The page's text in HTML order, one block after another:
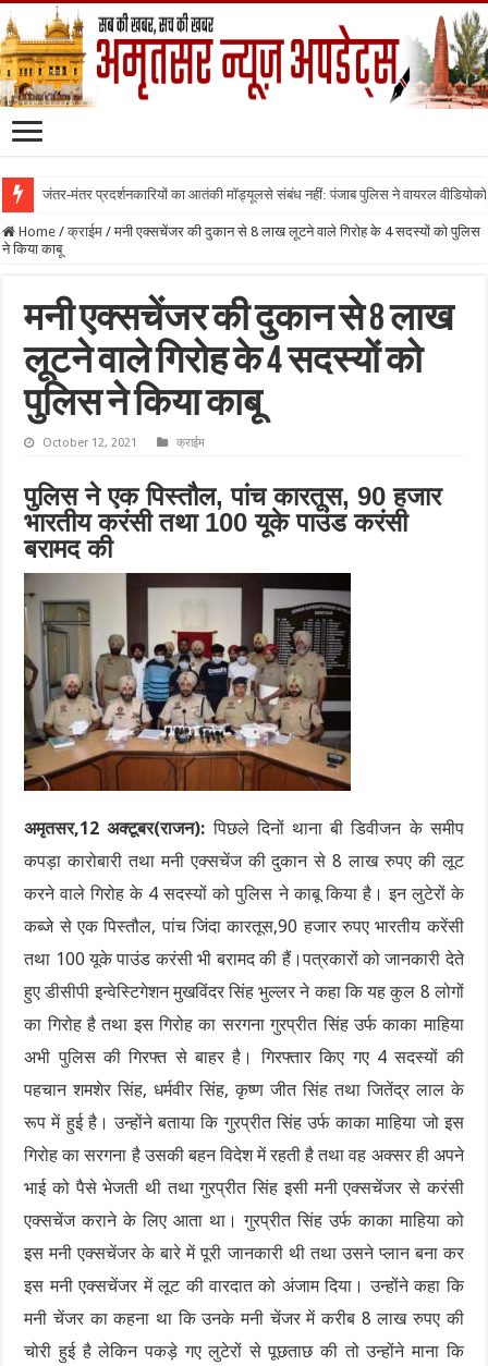
जंतर-मंतर प्रदर्शनकारियों का आतंकी मॉड्यूलसे संबंध नहीं: पंजाब पुलिस ने वायरल वीडियोको
Home / क्राईम / मनी एक्सचेंजर की दुकान से 8 लाख लूटने वाले गिरोह के 4 सदस्यों को पुलिस
ने किया काबू
मनी एक्सचेंजर की दुकान से 8 लाख
लूटने वाले गिरोह के 4 सदस्यों को
पुलिस ने किया काबू
October 12, 2021 क्राईम
पुलिस ने एक पिस्तौल, पांच कारतूस, 90 हजार
भारतीय करंसी तथा 100 यूके पाउंड करंसी
बरामद की
अमृतसर,12 अक्टूबर(राजन): पिछले दिनों थाना बी डिवीजन के समीप
कपड़ा कारोबारी तथा मनी एक्सचेंज की दुकान से 8 लाख रुपए की लूट
करने वाले गिरोह के 4 सदस्यों को पुलिस ने काबू किया है। इन लुटेरों के
कब्जे से एक पिस्तौल, पांच जिंदा कारतूस,90 हजार रुपए भारतीय करेंसी
तथा 100 यूके पाउंड करंसी भी बरामद की हैं।पत्रकारों को जानकारी देते
हुए डीसीपी इन्वेस्टिगेशन मुखविंदर सिंह भुल्लर ने कहा कि यह कुल 8 लोगों
का गिरोह है तथा इस गिरोह का सरगना गुरप्रीत सिंह उर्फ काका माहिया
अभी पुलिस की गिरफ्त से बाहर है। गिरफ्तार किए गए 4 सदस्यों की
पहचान शमशेर सिंह, धर्मवीर सिंह, कृष्ण जीत सिंह तथा जितेंद्र लाल के
रूप में हुई है। उन्होंने बताया कि गुरप्रीत सिंह उर्फ काका माहिया जो इस
गिरोह का सरगना है उसकी बहन विदेश में रहती है तथा वह अक्सर ही अपने
भाई को पैसे भेजती थी तथा गुरप्रीत सिंह इसी मनी एक्सचेंजर से करंसी
एक्सचेंज कराने के लिए आता था। गुरप्रीत सिंह उर्फ काका माहिया को
इस मनी एक्सचेंजर के बारे में पूरी जानकारी थी तथा उसने प्लान बना कर
इस मनी एक्सचेंजर में लूट की वारदात को अंजाम दिया। उन्होंने कहा कि
मनी चेंजर का कहना था कि उनके मनी चेंजर में करीब 8 लाख रुपए की
चोरी हुई है लेकिन पकड़े गए लुटेरों से पूछताछ की तो उन्होंने माना कि